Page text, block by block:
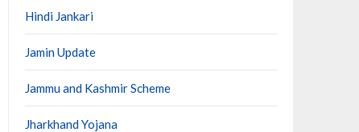
Hindi Jankari
Jamin Update
Jammu and Kashmir Scheme
Jharkhand Yojana